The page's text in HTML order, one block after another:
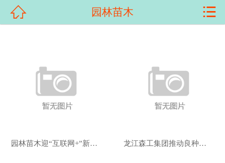
新闻资讯
科普知识
 园林苗木 
园林苗木迎“互联网+”新机遇景观门户引领 龙江森工集团推动良种壮苗供应体系高质量发